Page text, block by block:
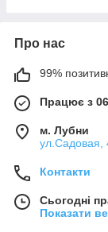
Про нас
99%
Працює з
м. Лубни
ул.Садовая,
Контакти
Сьогодні
Показати